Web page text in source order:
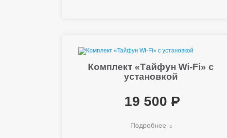
Комплект «Тайфун Wi-Fi» с
установкой
19 500
Подробнее